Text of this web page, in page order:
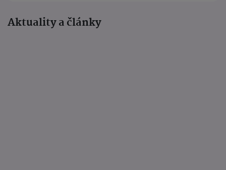
Aktuality a články